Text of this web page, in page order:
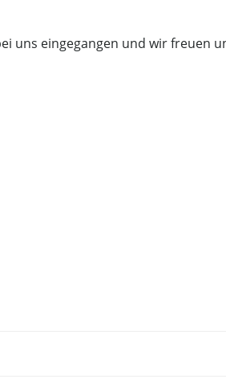
uns eingegangen und wir freuen